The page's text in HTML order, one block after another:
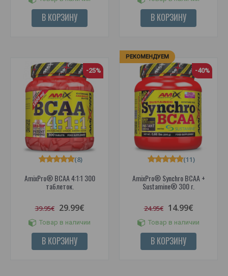
В КОРЗИНУ В КОРЗИНУ
-25%
AmixPro® BCAA 4:1:1 300
таблеток.
(8)
39.95€ 29.99€
Товар в наличии
В КОРЗИНУ
РЕКОМЕНДУЕМ
-40%
AmixPro® Synchro BCAA +
Sustamine® 300 г.
(11)
24.95€ 14.99€
Товар в наличии
В КОРЗИНУ